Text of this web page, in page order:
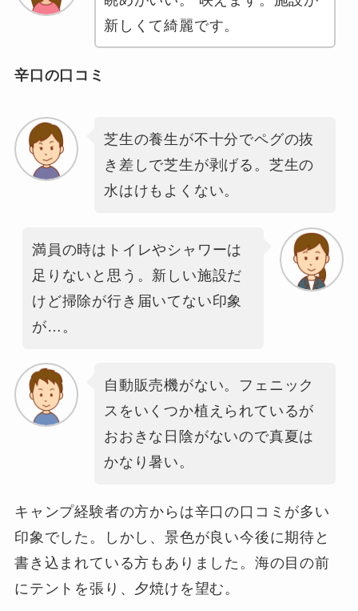
新しくて綺麗です。
辛口の口コミ
芝生の養生が不十分でペグの抜
き差しで芝生が剥げる。芝生の
水はけもよくない。
満員の時はトイレやシャワーは
足りないと思う。新しい施設だ
けど掃除が行き届いてない印象
が…。
自動販売機がない。フェニック
スをいくつか植えられているが
おおきな日陰がないので真夏は
かなり暑い。
キャンプ経験者の方からは辛口の口コミが多い
印象でした。しかし、景色が良い今後に期待と
書き込まれている方もありました。海の目の前
にテントを張り、夕焼けを望む。